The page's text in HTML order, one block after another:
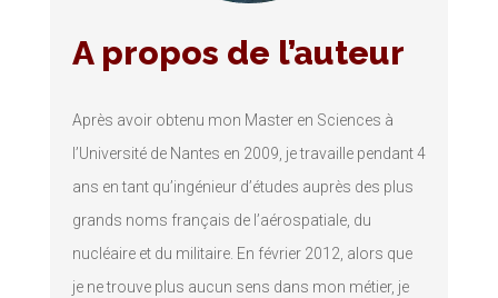
A propos de l’auteur
Après avoir obtenu mon Master en Sciences à
l’Université de Nantes en 2009, je travaille pendant 4
ans en tant qu’ingénieur d’études auprès des plus
grands noms français de l’aérospatiale, du
nucléaire et du militaire. En février 2012, alors que
je ne trouve plus aucun sens dans mon métier, je